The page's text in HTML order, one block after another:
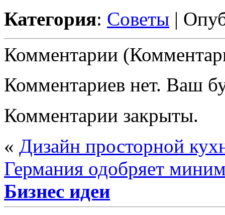
Категория: Советы |
Комментарии
Комментариев нет. Ваш
Комментарии закрыты.
« Дизайн просторной
Германия одобряет
Бизнес идеи